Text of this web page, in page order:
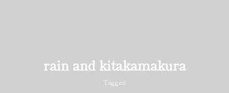
rain and kitakamakura
Tagged